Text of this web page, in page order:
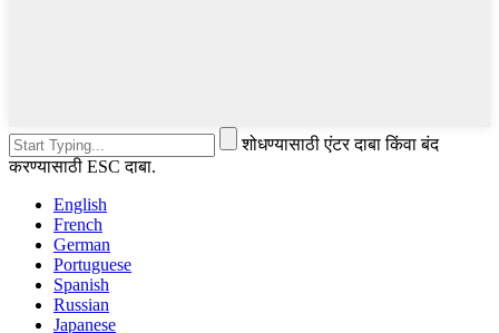
शोधण्यासाठी एंटर दाबा किंवा बंद
करण्यासाठी ESC दाबा.
English
French
German
Portuguese
Spanish
Russian
Japanese